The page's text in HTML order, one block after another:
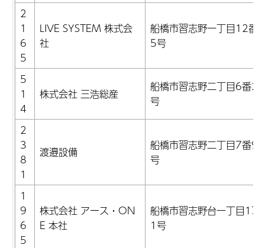
2
1
6
5
LIVE SYSTEM 株式会
社
船橋市習志野一丁目12番2
5号
5
1
4
株式会社 三浩総産
船橋市習志野二丁目6番23
号
2
3
8
1
渡邉設備
船橋市習志野二丁目7番9-
号
1
9
6
5
株式会社 アース・ON
E 本社
船橋市習志野台一丁目17
1号